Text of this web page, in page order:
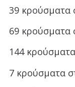
39 κρούσματα
69 κρούσματα
144
7 κρούσματα